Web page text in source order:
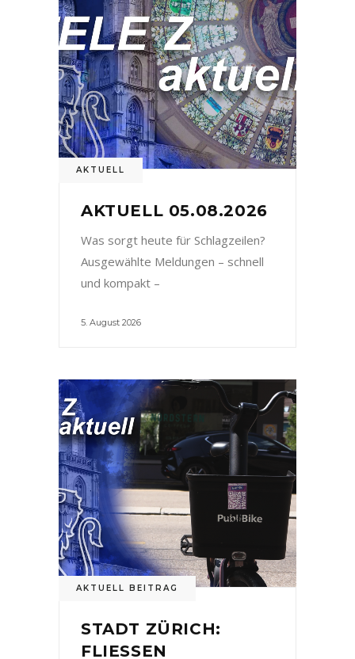
AKTUELL
AKTUELL 05.08.2026
Was sorgt heute für Schlagzeilen?
Ausgewählte Meldungen – schnell
und kompakt –
5. August 2026
AKTUELL BEITRAG
STADT ZÜRICH:
FLIESSEN